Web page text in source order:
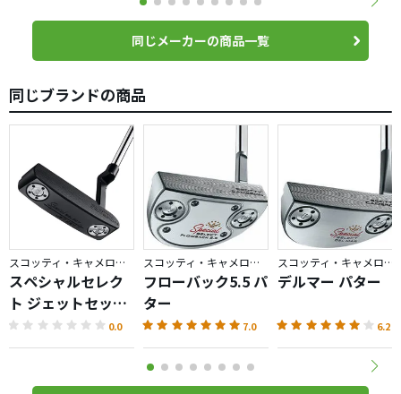
同じメーカーの商品一覧
同じブランドの商品
スコッティ・キャメロン／SPECIAL SELECT
スペシャルセレク
ト ジェットセット
ニューポート パタ
ー
0.0
スコッティ・キャメロン／SPECIAL SELECT
フローバック5.5 パ
ター
7.0
スコッティ・キャメロン／SPECIAL SELECT
デルマー パター
6.2